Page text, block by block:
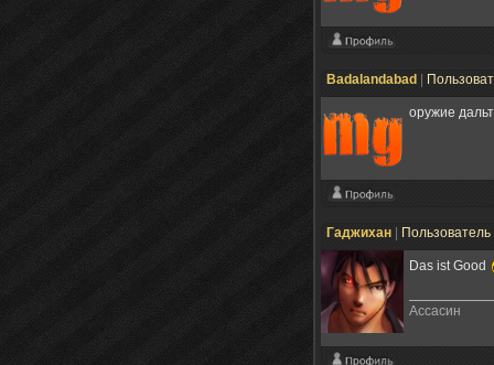
Badalandabad
оружие
Гаджихан Пользователь
Das ist Good
Ассасин